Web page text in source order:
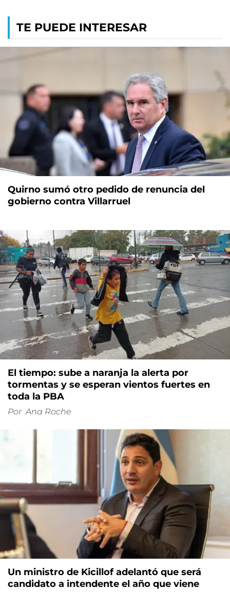
TE PUEDE INTERESAR
Quirno sumó otro pedido de renuncia del
gobierno contra Villarruel
El tiempo: sube a naranja la alerta por
tormentas y se esperan vientos fuertes en
toda la PBA
Por Ana Roche
Un ministro de Kicillof adelantó que será
candidato a intendente el año que viene